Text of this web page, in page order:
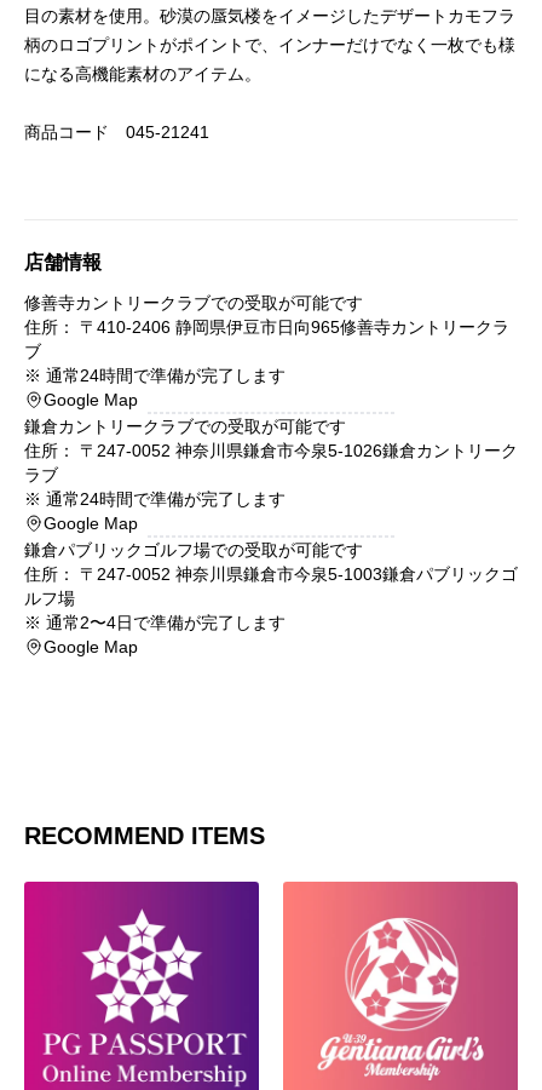
目の素材を使用。砂漠の蜃気楼をイメージしたデザートカモフラ
柄のロゴプリントがポイントで、インナーだけでなく一枚でも様
になる高機能素材のアイテム。
商品コード 045-21241
店舗情報
修善寺カントリークラブでの受取が可能です
住所： 〒 410-2406 静岡県伊豆市日向965修善寺カントリークラ
ブ
※ 通常24時間で準備が完了します
Google Map
鎌倉カントリークラブでの受取が可能です
住所： 〒 247-0052 神奈川県鎌倉市今泉5-1026鎌倉カントリーク
ラブ
※ 通常24時間で準備が完了します
Google Map
鎌倉パブリックゴルフ場での受取が可能です
住所： 〒 247-0052 神奈川県鎌倉市今泉5-1003鎌倉パブリックゴ
ルフ場
※ 通常2〜4日で準備が完了します
Google Map
RECOMMEND ITEMS